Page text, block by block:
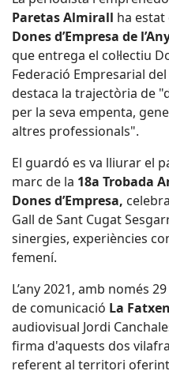
Paretas Almirall ha
Dones d’Empresa de
que entrega el col·lectiu
Federació Empresarial
destaca la trajectòria de
per la seva empenta,
altres professionals".
El guardó es va lliurar el
marc de la 18a Trobada
Dones d’Empresa,
Gall de Sant Cugat
sinergies, experiències
femení.
L’any 2021, amb només
de comunicació La
audiovisual Jordi
firma d'aquests dos
referent al territori oferint